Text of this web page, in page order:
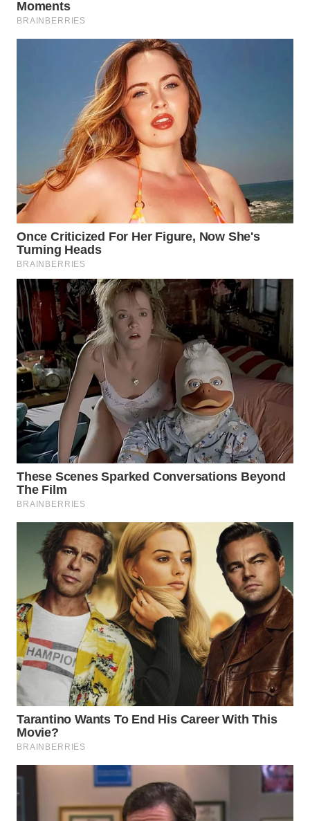
WN
LABUHANBATU
WN DELI
SERDANG
WN
TEBING
TINGGI
WN
WN
KARAWANG
WN
BEKASI
WN
BOGOR
WN
DEPOK
TAPANULI
UTARA
WN
SAMOSIR
PADANG
LAWAS
SUMEDANG
WN
CIANJUR
KEPULAUAN